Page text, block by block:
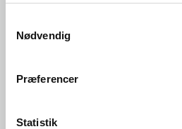
Nødvendig
Præferencer
Statistik
L: 140 mm
Varenr.13252501
+1000 på lager